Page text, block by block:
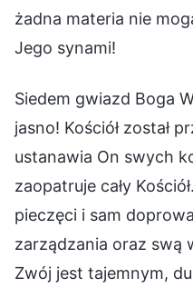
żadna materia nie
Jego synami!
Siedem gwiazd Boga
jasno! Kościół został
ustanawia On swych
zaopatruje cały
pieczęci i sam
zarządzania oraz swą
Zwój jest tajemnym,